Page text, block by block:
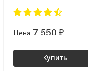
Цена 7 550 ₽
Купить